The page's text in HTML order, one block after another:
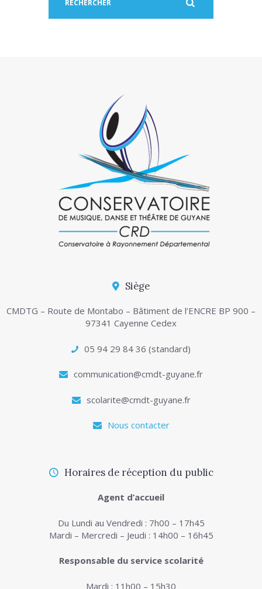
Siège
CMDTG – Route de Montabo – Bâtiment de l’ENCRE BP 900 –
97341 Cayenne Cedex
05 94 29 84 36 (standard)
communication@cmdt-guyane.fr
scolarite@cmdt-guyane.fr
Nous contacter
Horaires de réception du public
Agent d’accueil
Du Lundi au Vendredi : 7h00 – 17h45
Mardi – Mercredi – Jeudi : 14h00 – 16h45
Responsable du service scolarité
Mardi : 11h00 – 15h30